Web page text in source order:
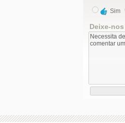
Sim
Deixe-